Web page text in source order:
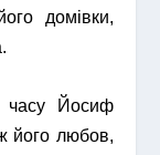
домівки,
часу Йосиф
його любов,